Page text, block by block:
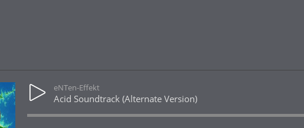
eNTen-Effekt
Acid Soundtrack (Alternate Version)